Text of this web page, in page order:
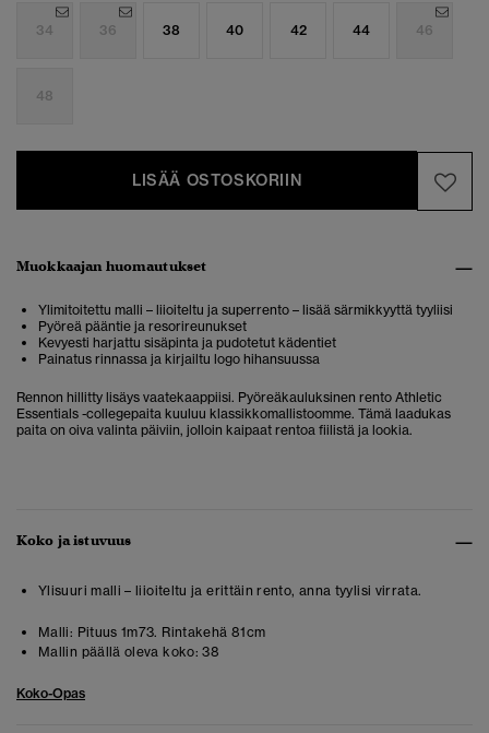
34 36 38 40 42 44 46
48
LISÄÄ OSTOSKORIIN
Muokkaajan huomautukset
Ylimitoitettu malli – liioiteltu ja superrento – lisää särmikkyyttä tyyliisi
Pyöreä pääntie ja resorireunukset
Kevyesti harjattu sisäpinta ja pudotetut kädentiet
Painatus rinnassa ja kirjailtu logo hihansuussa
Rennon hillitty lisäys vaatekaappiisi. Pyöreäkauluksinen rento Athletic
Essentials -collegepaita kuuluu klassikkomallistoomme. Tämä laadukas
paita on oiva valinta päiviin, jolloin kaipaat rentoa fiilistä ja lookia.
Koko ja istuvuus
Ylisuuri malli – liioiteltu ja erittäin rento, anna tyylisi virrata.
Malli: Pituus 1m73. Rintakehä 81cm
Mallin päällä oleva koko: 38
Koko-Opas